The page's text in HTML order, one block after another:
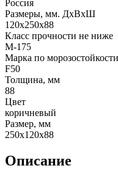
Россия
Размеры, мм. ДхВхШ
120x250x88
Класс прочности не ниже
М-175
Марка по
F50
Толщина, мм
88
Цвет
коричневый
Размер, мм
250x120x88
Описание